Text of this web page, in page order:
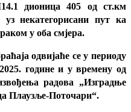
дионица 405 од ст.км
некатегорисани пут ка
у оба смјера.
одвијаће се у периоду
године и у времену од
радова „Изградње
Плаузље-Поточари“.